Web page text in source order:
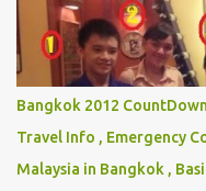
Bangkok 2012
Travel Info , Emergency
Malaysia in Bangkok ,